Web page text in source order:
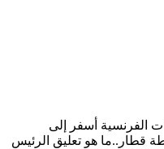
الفرنسية أسفر إلى
و100مصاب وإغلاق 19 محطة قطار..ما هو تعليق الرئيس